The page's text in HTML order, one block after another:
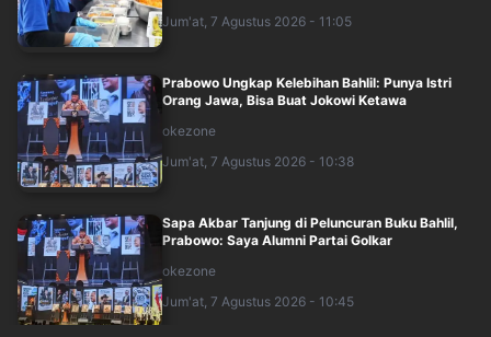
Jum'at, 7 Agustus 2026 - 11:05
Prabowo Ungkap Kelebihan Bahlil: Punya Istri
Orang Jawa, Bisa Buat Jokowi Ketawa
okezone
Jum'at, 7 Agustus 2026 - 10:38
Sapa Akbar Tanjung di Peluncuran Buku Bahlil,
Prabowo: Saya Alumni Partai Golkar
okezone
Jum'at, 7 Agustus 2026 - 10:45